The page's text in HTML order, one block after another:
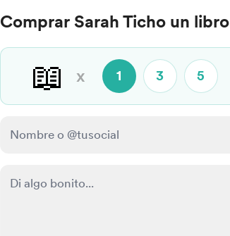
Comprar Sarah Ticho un libro
📖 x 1 3 5